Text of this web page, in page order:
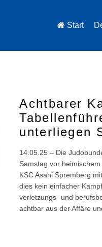
Start
Achtbarer
unterliegen
14.05.25 – Die
Samstag vor
KSC Asahi Spremberg
dies kein einfacher
verletzungs- und
achtbar aus der Affäre